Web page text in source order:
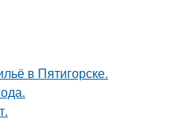
в Пятигорске.